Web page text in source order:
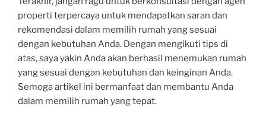
properti terpercaya untuk mendapatkan saran dan
rekomendasi dalam memilih rumah yang sesuai
dengan kebutuhan Anda. Dengan mengikuti tips di
atas, saya yakin Anda akan berhasil menemukan rumah
yang sesuai dengan kebutuhan dan keinginan Anda.
Semoga artikel ini bermanfaat dan membantu Anda
dalam memilih rumah yang tepat.